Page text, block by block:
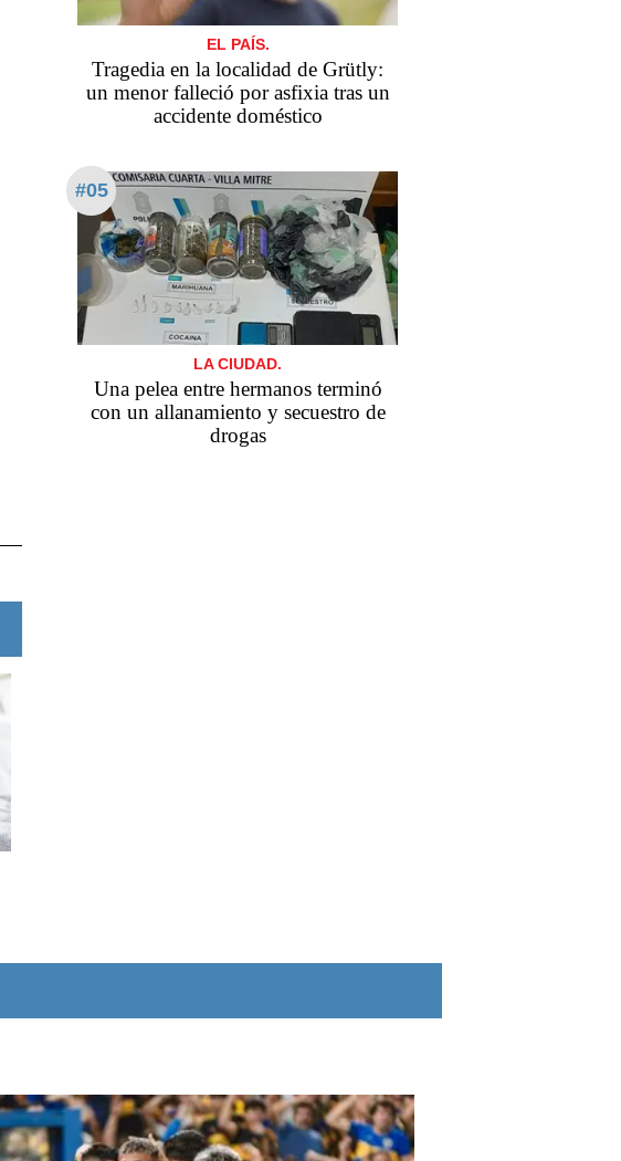
EL PAÍS.
Tragedia en la localidad de Grütly:
un menor falleció por asfixia tras un
accidente doméstico
#05
LA CIUDAD.
Una pelea entre hermanos terminó
con un allanamiento y secuestro de
drogas